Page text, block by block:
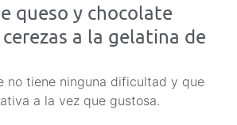
queso y chocolate
a la gelatina de
no tiene ninguna dificultad y que
a la vez que gustosa.